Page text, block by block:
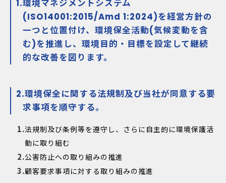
環境マネジメントシステム
(ISO14001:2015/Amd 1:2024)を経営方針の
一つと位置付け、環境保全活動(気候変動を含
む)を推進し、環境目的・目標を設定して継続
的な改善を図ります。
環境保全に関する法規制及び当社が同意する要
求事項を順守する。
法規制及び条例等を遵守し、さらに自主的に環境保護活
動に取り組む
公害防止への取り組みの推進
顧客要求事項に対する取り組みの推進